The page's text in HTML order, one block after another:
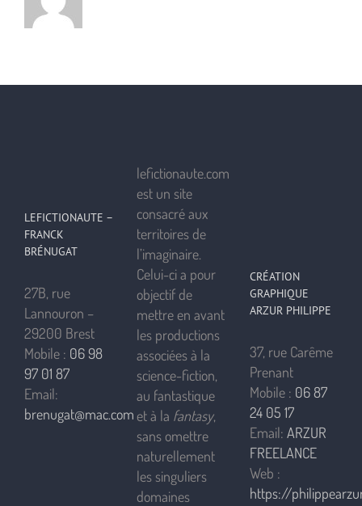
LEFICTIONAUTE –
FRANCK
BRÉNUGAT
27B, rue
Lannouron –
29200 Brest
Mobile : 06 98
97 01 87
Email:
brenugat@mac.com
lefictionaute.com
est un site
consacré aux
territoires de
l’imaginaire.
Celui-ci a pour
objectif de
mettre en avant
les productions
associées à la
science-fiction,
au fantastique
et à la fantasy,
sans omettre
naturellement
les singuliers
domaines
CRÉATION
GRAPHIQUE
ARZUR PHILIPPE
37, rue Carême
Prenant
Mobile : 06 87
24 05 17
Email: ARZUR
FREELANCE
Web :
https://